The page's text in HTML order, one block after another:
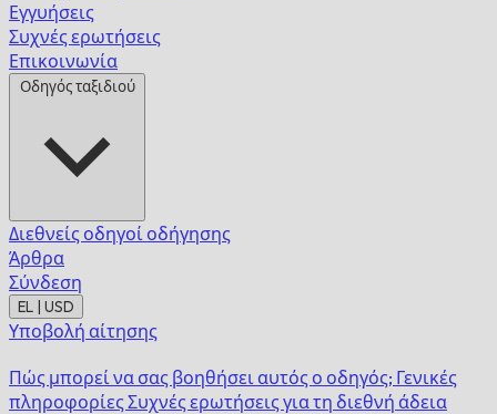
Εγγυήσεις
Συχνές ερωτήσεις
Επικοινωνία
Οδηγός ταξιδιού
Διεθνείς οδηγοί οδήγησης
Άρθρα
Σύνδεση
EL | USD
Υποβολή αίτησης
Πώς μπορεί να σας βοηθήσει αυτός ο οδηγός; Γενικές
πληροφορίεςΣυχνές ερωτήσεις για τη διεθνή άδεια